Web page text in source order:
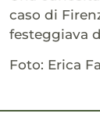
caso di
festeggiava
Foto: Erica